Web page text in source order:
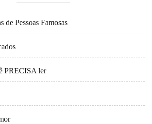
de Pessoas Famosas
PRECISA ler